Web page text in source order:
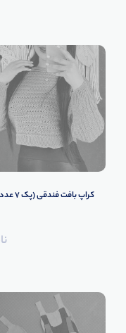
کراپ بافت فندقی (پک 7 عددی)